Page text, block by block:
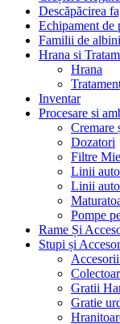
Descăpăcirea
Echipament de
Familii de
Hrana si
Hrana
Inventar
Procesare si
Cremare
Dozatori
Filtre
Linii
Linii
Pompe
Rame Și
Stupi și
Gratii
Gratie